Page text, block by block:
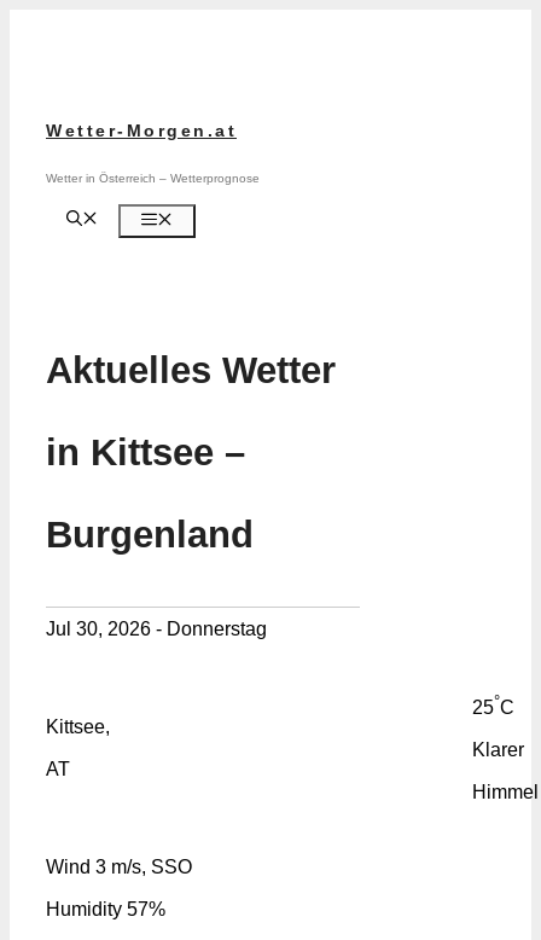
Wetter-Morgen.at
Wetter in Österreich – Wetterprognose
Aktuelles Wetter
in Kittsee –
Burgenland
Jul 30, 2026 - Donnerstag
Kittsee,
AT
25°C
Klarer
Himmel
Wind 3 m/s, SSO
Humidity 57%